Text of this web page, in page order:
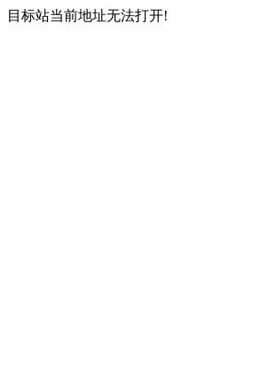
目标站当前地址无法打开!